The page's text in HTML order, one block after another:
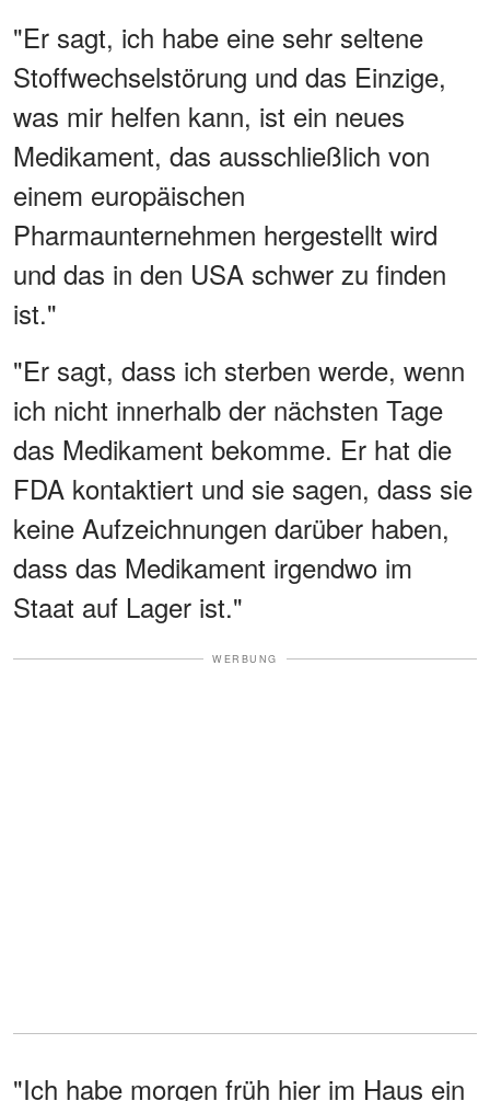
"Er sagt, ich habe eine sehr seltene
Stoffwechselstörung und das Einzige,
was mir helfen kann, ist ein neues
Medikament, das ausschließlich von
einem europäischen
Pharmaunternehmen hergestellt wird
und das in den USA schwer zu finden
ist."
"Er sagt, dass ich sterben werde, wenn
ich nicht innerhalb der nächsten Tage
das Medikament bekomme. Er hat die
FDA kontaktiert und sie sagen, dass sie
keine Aufzeichnungen darüber haben,
dass das Medikament irgendwo im
Staat auf Lager ist."
WERBUNG
"Ich habe morgen früh hier im Haus ein